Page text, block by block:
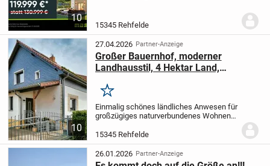
10
und legt passend dazu eine Aktionsserie
15345 Rehfelde
10
27.04.2026 Partner-Anzeige
Großer Bauernhof, moderner
Landhausstil, 4 Hektar Land,
Merken
Einmalig schönes ländliches Anwesen für
großzügiges naturverbundenes Wohnen
und Tierhaltung.
aus zwei Flurstücken: dem vorderen mit
den...
15345 Rehfelde
26.01.2026 Partner-Anzeige